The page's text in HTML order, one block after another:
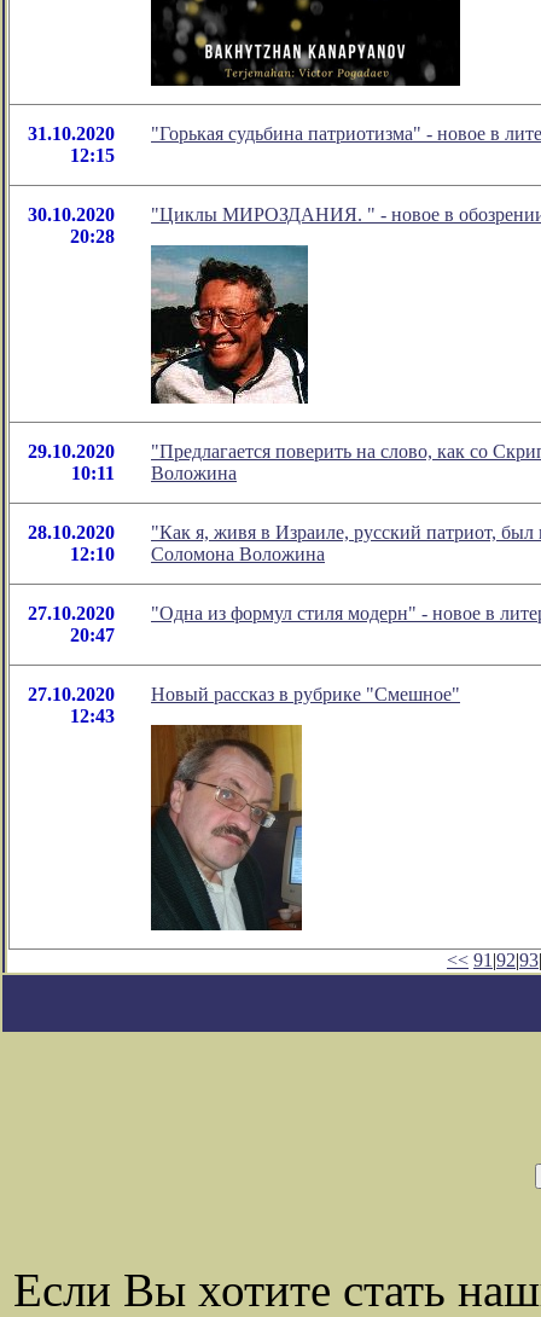
31.10.2020
12:15
"Горькая судьбина патриотизма" - новое в
30.10.2020
20:28
"Циклы МИРОЗДАНИЯ. " - новое в обозрении
29.10.2020
10:11
"Предлагается поверить на слово, как со
Воложина
28.10.2020
12:10
"Как я, живя в Израиле, русский патриот,
Соломона Воложина
27.10.2020
20:47
"Одна из формул стиля модерн" - новое в
27.10.2020
12:43
Новый рассказ в рубрике "Смешное"
<< 91 |92|93|
Если Вы хотите стать